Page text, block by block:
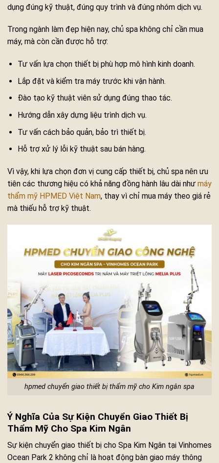
dụng đúng kỹ thuật, đúng quy trình và đúng nhóm dịch vụ.
Trong ngành làm đẹp hiện nay, chủ spa không chỉ cần mua
máy, mà còn cần được hỗ trợ:
Tư vấn lựa chọn thiết bị phù hợp mô hình kinh doanh.
Lắp đặt và kiểm tra máy trước khi vận hành.
Đào tạo kỹ thuật viên sử dụng đúng thao tác.
Hướng dẫn xây dựng liệu trình dịch vụ.
Tư vấn cách bảo quản, bảo trì thiết bị.
Hỗ trợ xử lý lỗi kỹ thuật sau bán hàng.
Vì vậy, khi lựa chọn đơn vị cung cấp thiết bị, chủ spa nên ưu
tiên các thương hiệu có khả năng đồng hành lâu dài như máy
thẩm mỹ HPMED Việt Nam, thay vì chỉ mua máy theo giá rẻ
mà thiếu hỗ trợ kỹ thuật.
hpmed chuyển giao thiết bị thẩm mỹ cho Kim ngân spa
Ý Nghĩa Của Sự Kiện Chuyển Giao Thiết Bị
Thẩm Mỹ Cho Spa Kim Ngân
Sự kiện chuyển giao thiết bị cho Spa Kim Ngân tại Vinhomes
Ocean Park 2 không chỉ là hoạt động bàn giao máy thông